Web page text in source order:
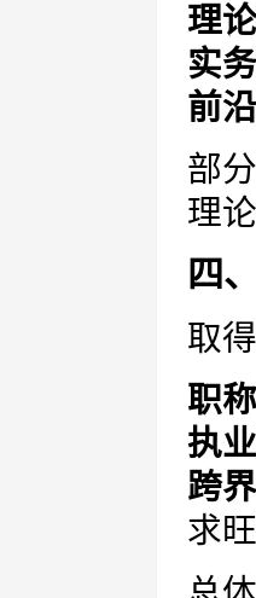
理
实
前
部
理
四
取
职
执
跨
求